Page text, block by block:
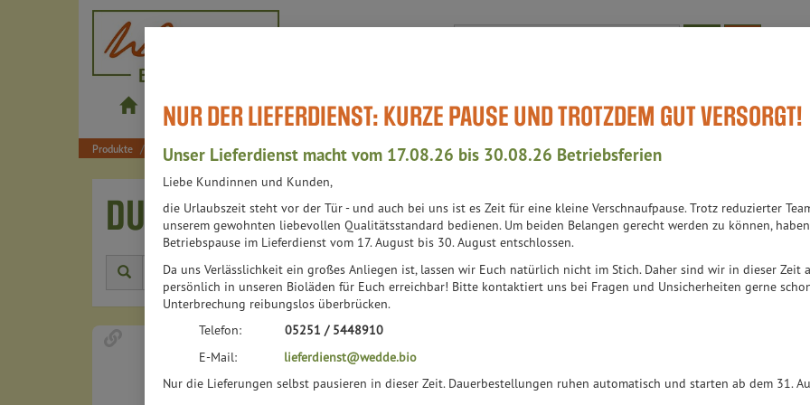
Produkt
wedde.bio
LieferdienstProdukte Shop Bistros Bioläden WissensWert Aktuell-Events Teil des Teams
Produkte Drogerie & Haushalt Drogerie Duftöle & Zubehör
NUR DER LIEFERDIENST: KURZE PAUSE UND TROTZDEM GUT VERSORGT!
Unser Lieferdienst macht vom 17.08.26 bis 30.08.26 Betriebsferien
Liebe Kundinnen und Kunden,
die Urlaubszeit steht vor der Tür - und auch bei uns ist es Zeit für eine kleine Verschnaufpause. Trotz reduzierter
unserem gewohnten liebevollen Qualitätsstandard bedienen. Um beiden Belangen gerecht werden zu können,
Betriebspause im Lieferdienst vom 17. August bis 30. August entschlossen.
Da uns Verlässlichkeit ein großes Anliegen ist, lassen wir Euch natürlich nicht im Stich. Daher sind wir in dieser
persönlich in unseren Bioläden für Euch erreichbar! Bitte kontaktiert uns bei Fragen und Unsicherheiten gerne
Unterbrechung reibungslos überbrücken.
Telefon: 05251 / 5448910
E-Mail: lieferdienst@wedde.bio
Nur die Lieferungen selbst pausieren in dieser Zeit. Dauerbestellungen ruhen automatisch und starten ab dem 31.
DUFTÖLE & ZUBEHÖR 241 VON 6314
Hersteller Ernährung Allergene